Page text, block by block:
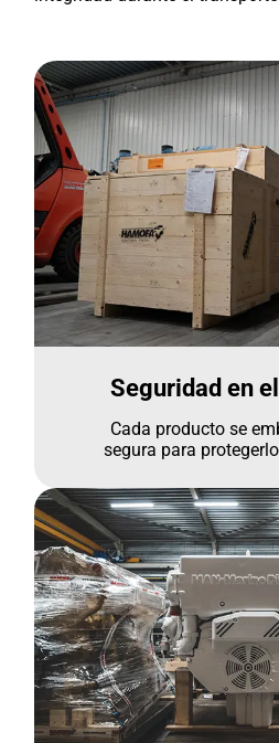
Seguridad en
Cada producto se
segura para